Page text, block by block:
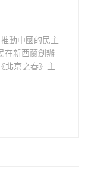
動中國的民主
在新西蘭創辦
北京之春》主